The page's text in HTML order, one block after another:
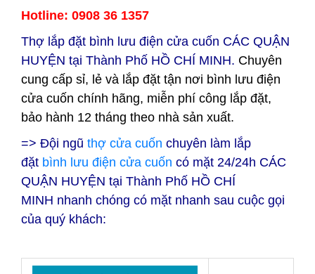
Hotline: 0908 36 1357
Thợ lắp đặt bình lưu điện cửa cuốn CÁC QUẬN
HUYỆN tại Thành Phố HỒ CHÍ MINH. Chuyên
cung cấp sỉ, lẻ và lắp đặt tận nơi bình lưu điện
cửa cuốn chính hãng, miễn phí công lắp đặt,
bảo hành 12 tháng theo nhà sản xuất.
=> Đội ngũ thợ cửa cuốn chuyên làm lắp
đặt bình lưu điện cửa cuốn có mặt 24/24h CÁC
QUẬN HUYỆN tại Thành Phố HỒ CHÍ
MINH nhanh chóng có mặt nhanh sau cuộc gọi
của quý khách: